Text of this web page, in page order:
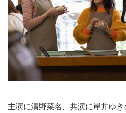
主演に清野菜名、共演に岸井ゆ